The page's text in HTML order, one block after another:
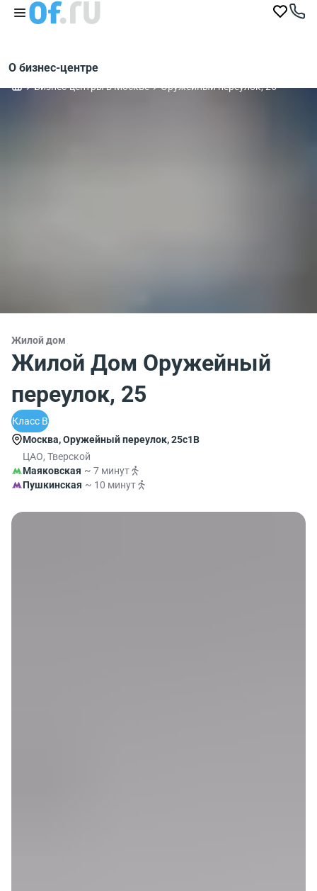
О бизнес-центре
Бизнес-центры в Москве Оружейный переулок, 25
Жилой дом
Жилой Дом Оружейный
переулок, 25
Класс B
Москва, Оружейный переулок, 25с1В
ЦАО, Тверской
Маяковская ~ 7 минут
Пушкинская ~ 10 минут